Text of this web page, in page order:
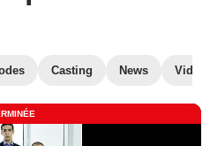
Casting News